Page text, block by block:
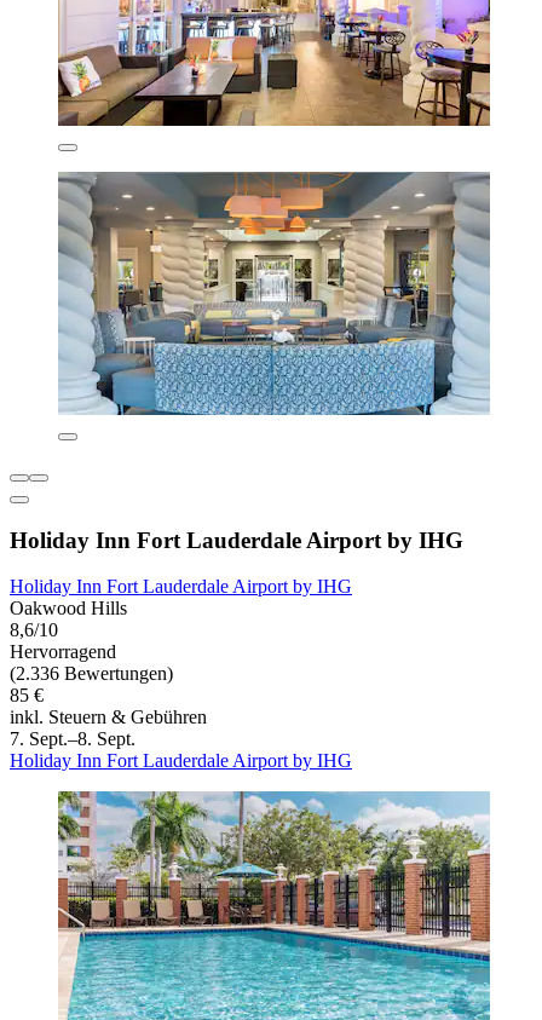
Holiday Inn Fort Lauderdale Airport by IHG
Holiday Inn Fort Lauderdale Airport by IHG
Oakwood Hills
8,6/10
Hervorragend
(2.336 Bewertungen)
85 €
inkl. Steuern & Gebühren
7. Sept.–8. Sept.
Holiday Inn Fort Lauderdale Airport by IHG